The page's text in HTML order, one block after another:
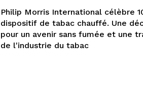
Philip Morris International célèbre
dispositif de tabac chauffé. Une
pour un avenir sans fumée et une
de l'industrie du tabac